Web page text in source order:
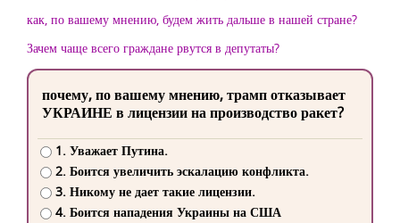
как, по вашему мнению, будем жить дальше в нашей стране?
Зачем чаще всего граждане рвутся в депутаты?
почему, по вашему мнению, трамп отказывает
УКРАИНЕ в лицензии на производство ракет?
1. Уважает Путина.
2. Боится увеличить эскалацию конфликта.
3. Никому не дает такие лицензии.
4. Боится нападения Украины на США